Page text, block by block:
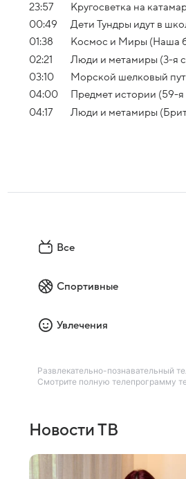
23:57
Кругосветка на
00:49
Дети Тундры идут в
01:38
Космос и Миры (Наша
02:21
Люди и метамиры (3-я
03:10
Морской шелковый
04:00
Предмет истории (59-я
04:17
Люди и метамиры
Все
Спортивные
Увлечения
Развлекательно-познавательный
Смотрите полную телепрограмму
Новости ТВ